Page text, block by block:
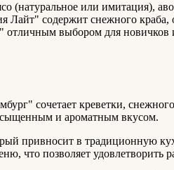
(натуральное или имитация),
содержит снежного краба,
выбором для новичков
сочетает креветки,
и ароматным вкусом.
привносит в традиционную
что позволяет удовлетворить